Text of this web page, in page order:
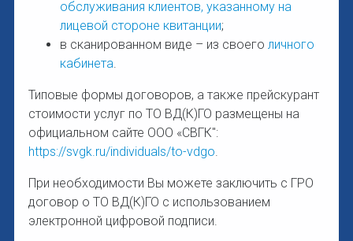
обслуживания клиентов, указанному на
лицевой стороне квитанции;
в сканированном виде – из своего личного
кабинета.
Типовые формы договоров, а также прейскурант
стоимости услуг по ТО ВД(К)ГО размещены на
официальном сайте ООО «СВГК":
https://svgk.ru/individuals/to-vdgo.
При необходимости Вы можете заключить с ГРО
договор о ТО ВД(К)ГО с использованием
электронной цифровой подписи.